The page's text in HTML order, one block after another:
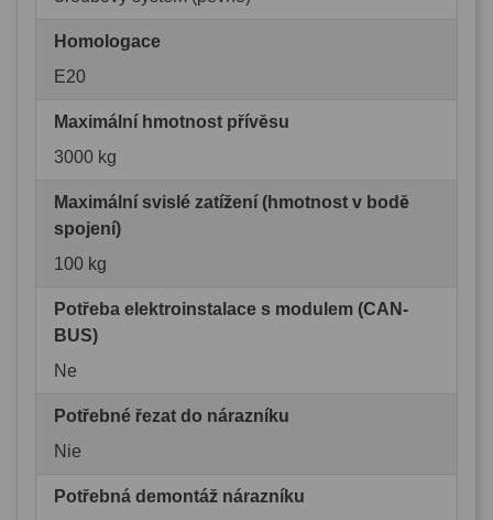
Homologace
E20
Maximální hmotnost přívěsu
3000 kg
Maximální svislé zatížení (hmotnost v bodě
spojení)
100 kg
Potřeba elektroinstalace s modulem (CAN-
BUS)
Ne
Potřebné řezat do nárazníku
Nie
Potřebná demontáž nárazníku